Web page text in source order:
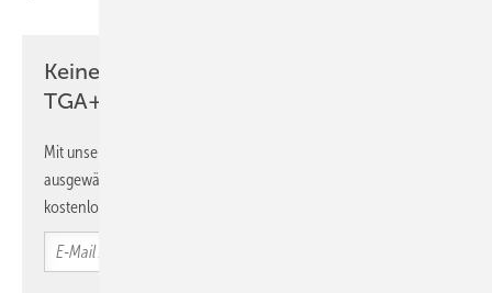
Keine Zeit? Kein Problem mit dem
TGA+E Newsletter!
Mit unserem Newsletter erhalten Sie regelmäßig von uns
ausgewählte Informationen und Neuigkeiten, gebündelt und
kostenlos direkt ins Postfach.